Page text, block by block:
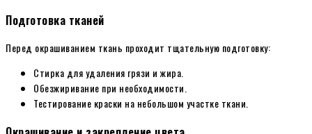
Подготовка тканей
Перед окрашиванием ткань проходит тщательную подготовку:
Стирка для удаления грязи и жира.
Обезжиривание при необходимости.
Тестирование краски на небольшом участке ткани.